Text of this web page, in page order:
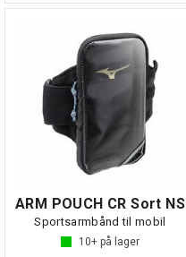
ARM POUCH CR Sort NS
Sportsarmbånd til mobil
10+ på lager